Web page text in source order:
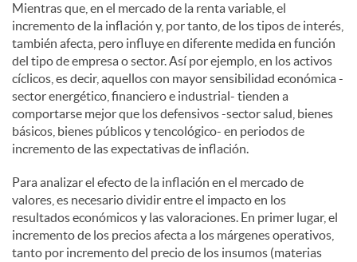
Mientras que, en el mercado de la renta variable, el
incremento de la inflación y, por tanto, de los tipos de interés,
también afecta, pero influye en diferente medida en función
del tipo de empresa o sector. Así por ejemplo, en los activos
cíclicos, es decir, aquellos con mayor sensibilidad económica -
sector energético, financiero e industrial- tienden a
comportarse mejor que los defensivos -sector salud, bienes
básicos, bienes públicos y tencológico- en periodos de
incremento de las expectativas de inflación.
Para analizar el efecto de la inflación en el mercado de
valores, es necesario dividir entre el impacto en los
resultados económicos y las valoraciones. En primer lugar, el
incremento de los precios afecta a los márgenes operativos,
tanto por incremento del precio de los insumos (materias